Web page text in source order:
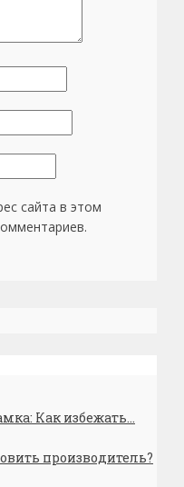
сайта в этом
Как избежать...
производитель?